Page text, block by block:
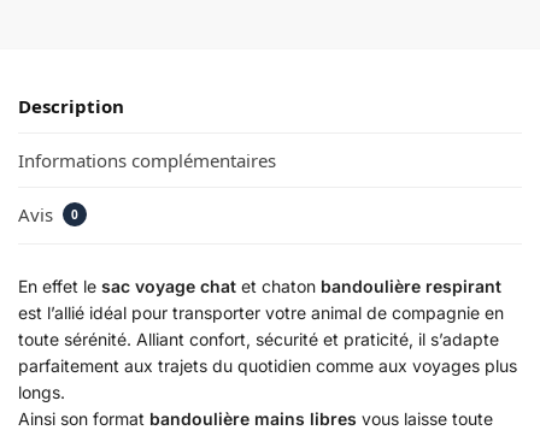
Description
Informations complémentaires
Avis 0
En effet le sac voyage chat et chaton bandoulière respirant
est l’allié idéal pour transporter votre animal de compagnie en
toute sérénité. Alliant confort, sécurité et praticité, il s’adapte
parfaitement aux trajets du quotidien comme aux voyages plus
longs.
Ainsi son format bandoulière mains libres vous laisse toute